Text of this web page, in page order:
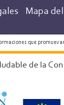
Mapa
que
de la